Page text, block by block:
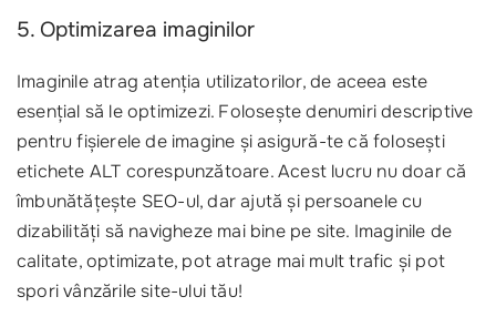
5. Optimizarea imaginilor
Imaginile atrag atenția utilizatorilor, de aceea este
esențial să le optimizezi. Folosește denumiri descriptive
pentru fișierele de imagine și asigură-te că folosești
etichete ALT corespunzătoare. Acest lucru nu doar că
îmbunătățește SEO-ul, dar ajută și persoanele cu
dizabilități să navigheze mai bine pe site. Imaginile de
calitate, optimizate, pot atrage mai mult trafic și pot
spori vânzările site-ului tău!